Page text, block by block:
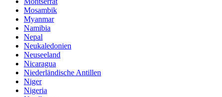
Mosambik
Myanmar
Namibia
Nepal
Neukaledonien
Neuseeland
Nicaragua
Niederländische Antillen
Niger
Nigeria